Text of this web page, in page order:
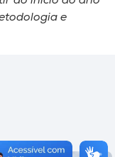
e